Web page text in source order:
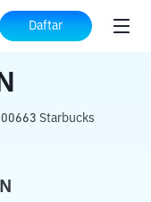
Daftar
ke SBUXON
Starbucks